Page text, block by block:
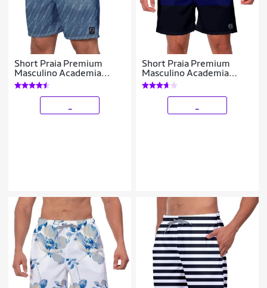
Short Praia Premium
Masculino Academia
Fitness Caminhada Linhas
Short Praia Premium
Masculino Academia
Fitness Caminhada
Listrado Preto Cinza